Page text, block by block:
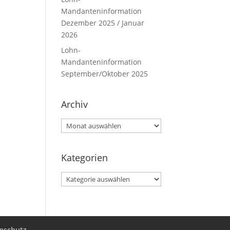
Mandanteninformation
Dezember 2025 / Januar
2026
Lohn-
Mandanteninformation
September/Oktober 2025
Archiv
Archiv
Kategorien
Kategorien